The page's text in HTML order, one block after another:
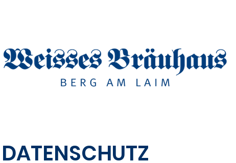
DATENSCHUTZ